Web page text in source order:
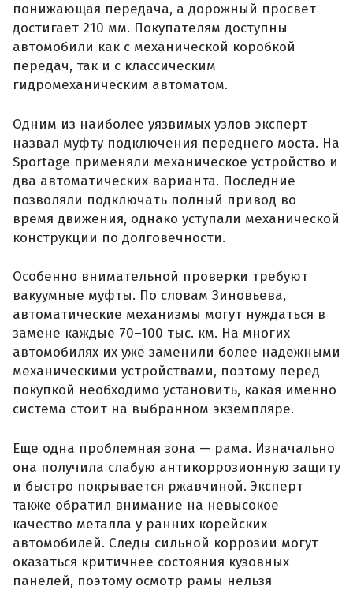
понижающая передача, а дорожный просвет
достигает 210 мм. Покупателям доступны
автомобили как с механической коробкой
передач, так и с классическим
гидромеханическим автоматом.
Одним из наиболее уязвимых узлов эксперт
назвал муфту подключения переднего моста. На
Sportage применяли механическое устройство и
два автоматических варианта. Последние
позволяли подключать полный привод во
время движения, однако уступали механической
конструкции по долговечности.
Особенно внимательной проверки требуют
вакуумные муфты. По словам Зиновьева,
автоматические механизмы могут нуждаться в
замене каждые 70–100 тыс. км. На многих
автомобилях их уже заменили более надежными
механическими устройствами, поэтому перед
покупкой необходимо установить, какая именно
система стоит на выбранном экземпляре.
Еще одна проблемная зона — рама. Изначально
она получила слабую антикоррозионную защиту
и быстро покрывается ржавчиной. Эксперт
также обратил внимание на невысокое
качество металла у ранних корейских
автомобилей. Следы сильной коррозии могут
оказаться критичнее состояния кузовных
панелей, поэтому осмотр рамы нельзя